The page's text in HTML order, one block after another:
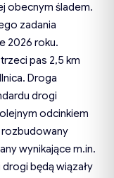
obecnym śladem.
zadania
2026 roku.
pas 2,5 km
Droga
drogi
odcinkiem
rozbudowany
wynikające m.in.
będą wiązały